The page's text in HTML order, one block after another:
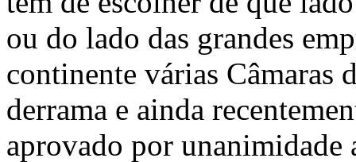
ou do lado das grandes
continente várias Câmaras
derrama e ainda
aprovado por unanimidade